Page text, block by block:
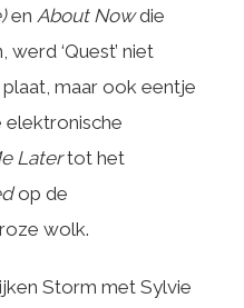
en About Nowdie
‘Quest’ niet
maar ook eentje
elektronische
Latertot het
op de
wolk.
Storm met Sylvie